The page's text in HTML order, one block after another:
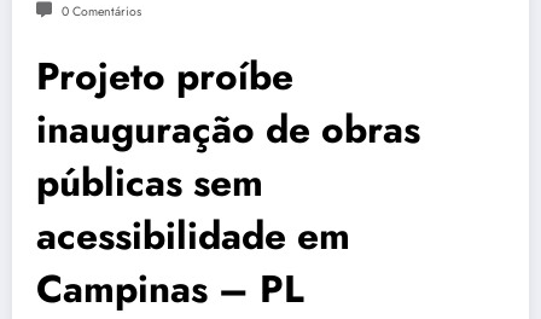
0 Comentários
Projeto proíbe
inauguração de obras
públicas sem
acessibilidade em
Campinas – PL